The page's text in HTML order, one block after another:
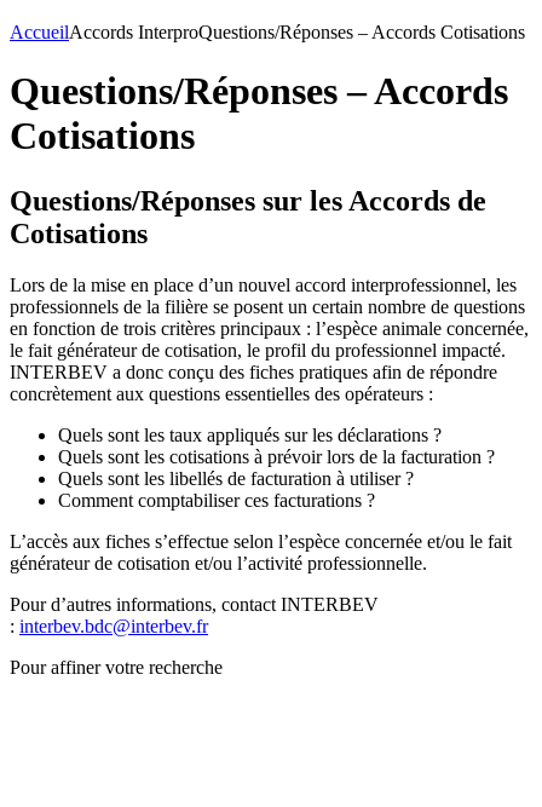
AccueilAccords InterproQuestions/Réponses – Accords Cotisations
Questions/Réponses – Accords
Cotisations
Questions/Réponses sur les Accords de
Cotisations
Lors de la mise en place d’un nouvel accord interprofessionnel, les
professionnels de la filière se posent un certain nombre de questions
en fonction de trois critères principaux : l’espèce animale concernée,
le fait générateur de cotisation, le profil du professionnel impacté.
INTERBEV a donc conçu des fiches pratiques afin de répondre
concrètement aux questions essentielles des opérateurs :
Quels sont les taux appliqués sur les déclarations ?
Quels sont les cotisations à prévoir lors de la facturation ?
Quels sont les libellés de facturation à utiliser ?
Comment comptabiliser ces facturations ?
L’accès aux fiches s’effectue selon l’espèce concernée et/ou le fait
générateur de cotisation et/ou l’activité professionnelle.
Pour d’autres informations, contact INTERBEV
: interbev.bdc@interbev.fr
Pour affiner votre recherche